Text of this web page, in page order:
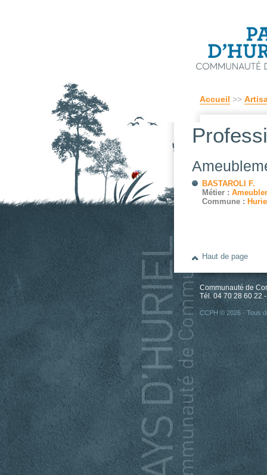
Accueil >>
BASTAROLI F.
Métier :
Commune :
Haut de page
Communauté de
Tél. 04 70 28 60 22
CCPH © 2026 - Tous